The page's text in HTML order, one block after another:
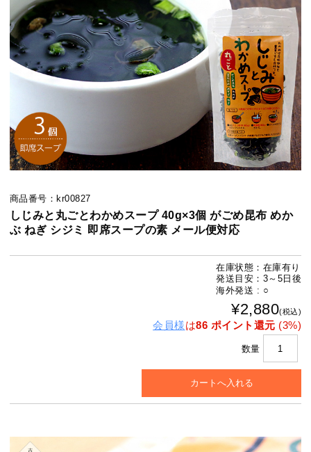
商品番号：kr00827
しじみと丸ごとわかめスープ 40g×3個 がごめ昆布 めか
ぶ ねぎ シジミ 即席スープの素 メール便対応
在庫状態：在庫有り
発送目安：3～5日後
海外発送 : ○
¥2,880(税込)
会員様は86 ポイント還元 (3%)
数量